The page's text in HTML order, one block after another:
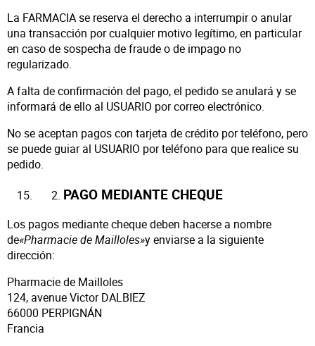
La FARMACIA se reserva el derecho a interrumpir o anular
una transacción por cualquier motivo legítimo, en particular
en caso de sospecha de fraude o de impago no
regularizado.
A falta de confirmación del pago, el pedido se anulará y se
informará de ello al USUARIO por correo electrónico.
No se aceptan pagos con tarjeta de crédito por teléfono, pero
se puede guiar al USUARIO por teléfono para que realice su
pedido.
PAGO MEDIANTE CHEQUE
Los pagos mediante cheque deben hacerse a nombre
de«Pharmacie de Mailloles»y enviarse a la siguiente
dirección:
Pharmacie de Mailloles
124, avenue Victor DALBIEZ
66000 PERPIGNÁN
Francia